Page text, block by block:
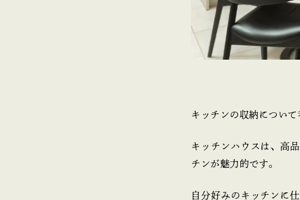
キッチンの収納について
キッチンハウスは、高
チンが魅力的です。
自分好みのキッチンに